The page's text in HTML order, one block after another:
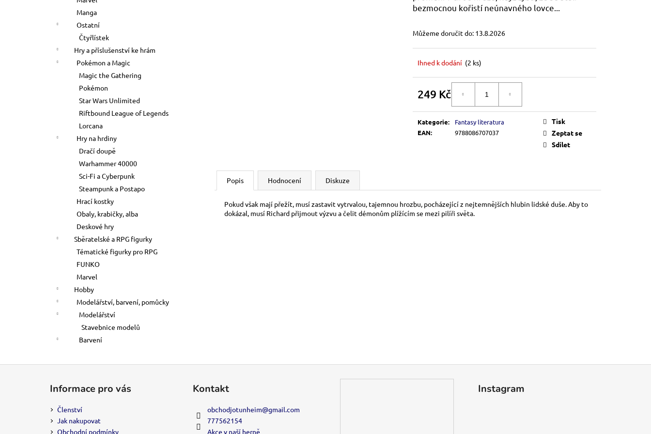
Manga
Ostatní
Čtyřlístek
Hry a příslušenství ke hrám
Pokémon a Magic
Magic the Gathering
Pokémon
Star Wars Unlimited
Riftbound League of Legends
Lorcana
Hry na hrdiny
Dračí doupě
Warhammer 40000
Sci-Fi a Cyberpunk
Steampunk a Postapo
Hrací kostky
Obaly, krabičky, alba
Deskové hry
Sběratelské a RPG figurky
Tématické figurky pro RPG
FUNKO
Marvel
Hobby
Modelářství, barvení, pomůcky
Modelářství
Stavebnice modelů
Barvení
bezmocnou kořistí neúnavného lovce...
Můžeme doručit do: 13.8.2026
Ihned k dodání (2 ks)
249 Kč
cena:
Kategorie:
Fantasy literatura
EAN: 9788086707037
Tisk
Zeptat se
Sdílet
Popis Hodnocení Diskuze
Pokud však mají přežít, musí zastavit vytrvalou, tajemnou hrozbu, pocházející z nejtemnějších hlubin lidské duše. Aby to
dokázal, musí Richard přijmout výzvu a čelit démonům plížícím se mezi pilíři světa.
Informace pro vás
Členství
Jak nakupovat
Obchodní podmínky
Kontakt
obchodjotunheim@gmail.com
777562154
Akce v naší herně
Instagram